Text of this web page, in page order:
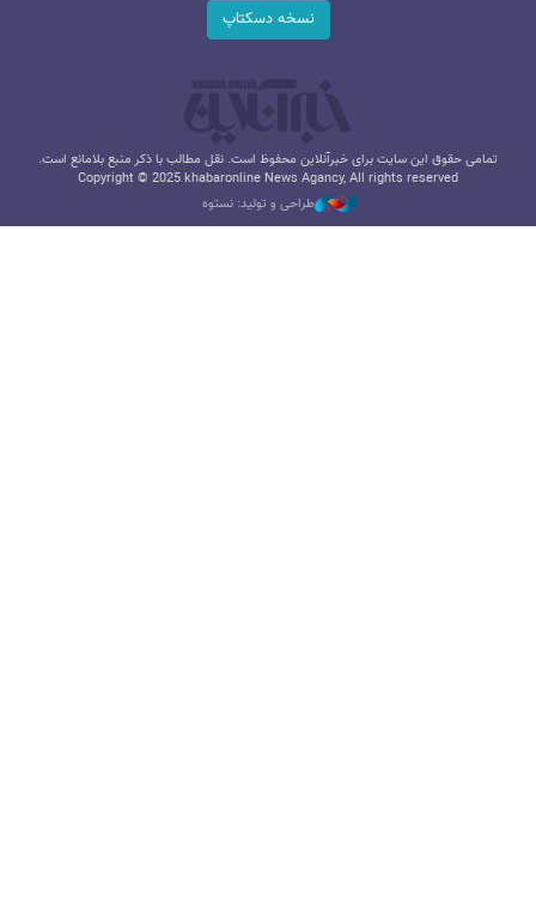
نسخه دسکتاپ
تمامی حقوق این سایت برای خبرآنلاین محفوظ است. نقل مطالب با ذکر منبع بلامانع است.
Copyright © 2025 khabaronline News Agancy, All rights reserved
طراحی و تولید: نستوه